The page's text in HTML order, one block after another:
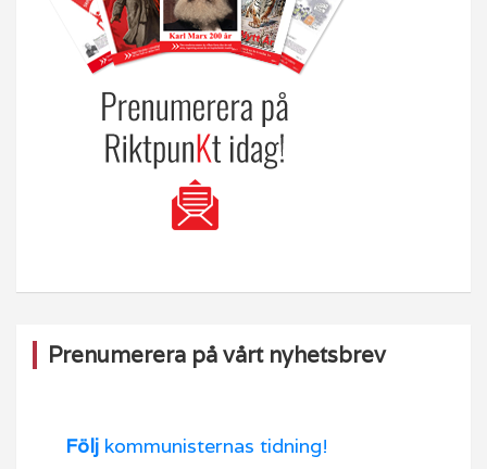
Prenumerera på vårt nyhetsbrev
Följ kommunisternas tidning!